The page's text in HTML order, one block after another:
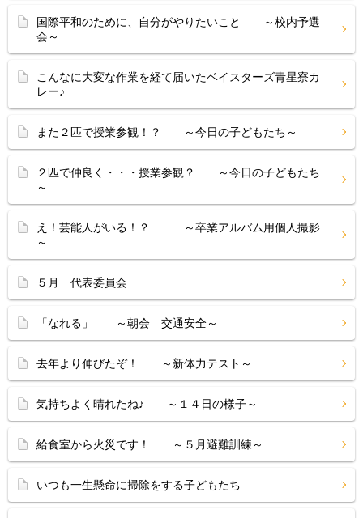
国際平和のために、自分がやりたいこと ～校内予選
会～
こんなに大変な作業を経て届いたベイスターズ青星寮カ
レー♪
また２匹で授業参観！？ ～今日の子どもたち～
２匹で仲良く・・・授業参観？ ～今日の子どもたち
～
え！芸能人がいる！？ ～卒業アルバム用個人撮影
～
５月 代表委員会
「なれる」 ～朝会 交通安全～
去年より伸びたぞ！ ～新体力テスト～
気持ちよく晴れたね♪ ～１４日の様子～
給食室から火災です！ ～５月避難訓練～
いつも一生懸命に掃除をする子どもたち